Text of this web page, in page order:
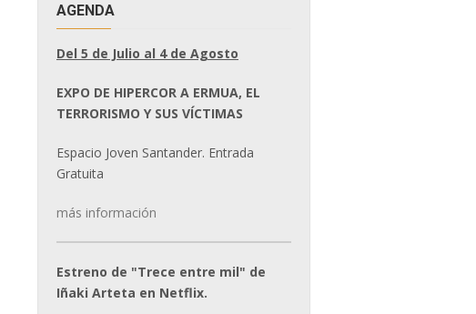
AGENDA
Del 5 de Julio al 4 de Agosto
EXPO DE HIPERCOR A ERMUA, EL
TERRORISMO Y SUS VÍCTIMAS
Espacio Joven Santander. Entrada
Gratuita
más información
Estreno de "Trece entre mil" de
Iñaki Arteta en Netflix.